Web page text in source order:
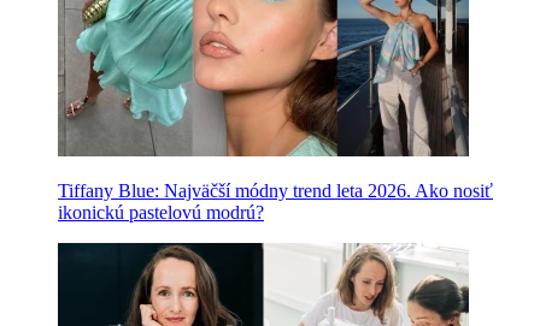
Tiffany Blue: Najväčší módny trend leta 2026. Ako nosiť
ikonickú pastelovú modrú?